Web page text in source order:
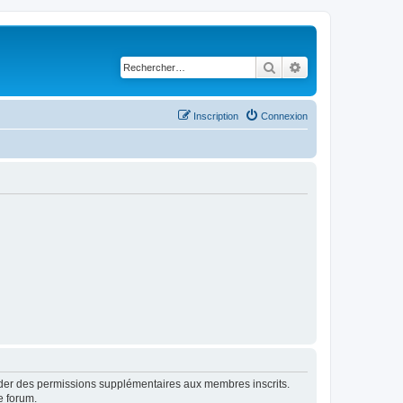
Rechercher
Connexion
Inscription
des permissions supplémentaires aux membres inscrits.
forum.